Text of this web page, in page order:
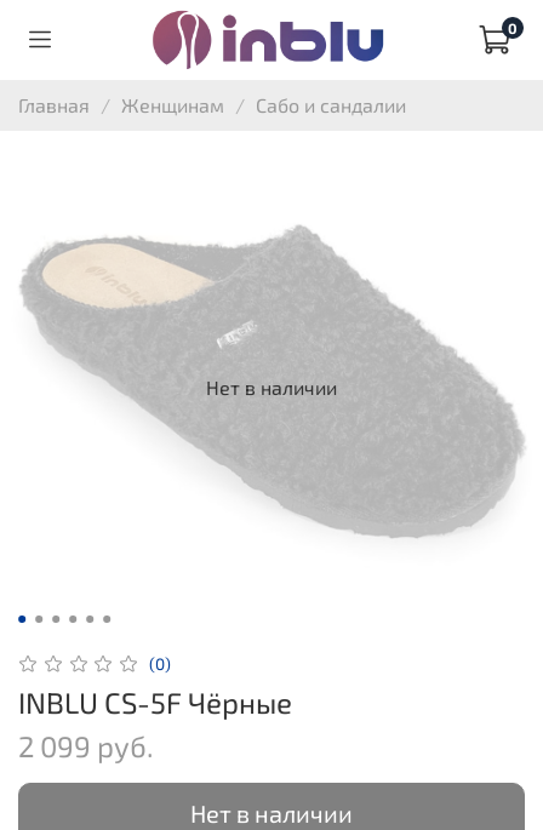
0
Главная Женщинам Сабо и сандалии
Нет в наличии
(0)
INBLU CS-5F Чёрные
2 099 руб.
Нет в наличии